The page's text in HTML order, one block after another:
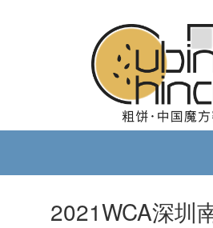
2021WCA深圳